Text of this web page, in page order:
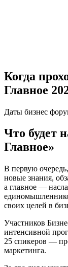
Когда
Главное
Даты бизнес
Что будет
Главное»
В первую
новые знания,
а главное —
своих целей в
Участников
интенсивной
25 спикеров —
маркетинга.